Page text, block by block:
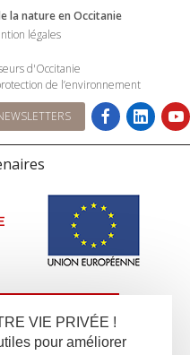
la nature en Occitanie
légales
d'Occitanie
de l’environnement
VIE PRIVÉE !
pour améliorer